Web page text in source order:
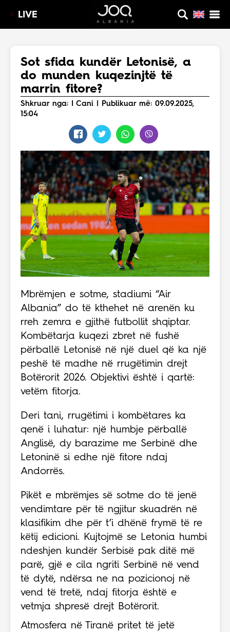
LIVE
Sot sfida kundër Letonisë, a
do munden kuqezinjtë të
marrin fitore?
Shkruar nga: I Cani | Publikuar më: 09.09.2025,
15:04
Mbrëmjen e sotme, stadiumi “Air
Albania” do të kthehet në arenën ku
rreh zemra e gjithë futbollit shqiptar.
Kombëtarja kuqezi zbret në fushë
përballë Letonisë në një duel që ka një
peshë të madhe në rrugëtimin drejt
Botërorit 2026. Objektivi është i qartë:
vetëm fitorja.
Deri tani, rrugëtimi i kombëtares ka
qenë i luhatur: një humbje përballë
Anglisë, dy barazime me Serbinë dhe
Letoninë si edhe një fitore ndaj
Andorrës.
Pikët e mbrëmjes së sotme do të jenë
vendimtare për të ngjitur skuadrën në
klasifikim dhe për t’i dhënë frymë të re
këtij edicioni. Kujtojmë se Letonia humbi
ndeshjen kundër Serbisë pak ditë më
parë, gjë e cila ngriti Serbinë në vend
të dytë, ndërsa ne na pozicionoj në
vend të tretë, ndaj fitorja është e
vetmja shpresë drejt Botërorit.
Atmosfera në Tiranë pritet të jetë